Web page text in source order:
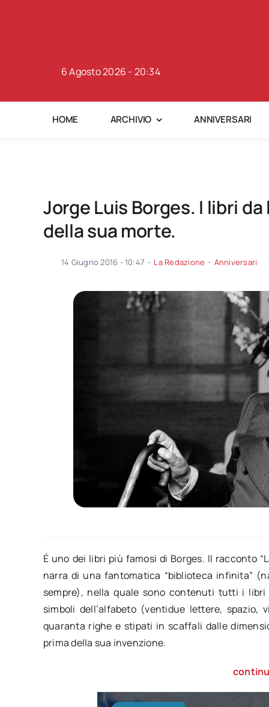
6 Agosto 2026 - 20:34
HOME ARCHIVIO ANNIVERSARI
Jorge Luis Borges. I libri
della sua morte.
14 Giugno 2016 - 10:47 - La Redazione - Anniversari
É uno dei libri più famosi di Borges. Il racconto
narra di una fantomatica “biblioteca infinita”
sempre), nella quale sono contenuti tutti i
simboli dell’alfabeto (ventidue lettere,
quaranta righe e stipati in scaffali dalle
prima della sua invenzione.